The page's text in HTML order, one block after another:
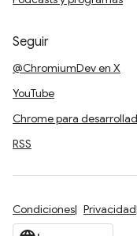
Seguir
@ChromiumDev en X
YouTube
Chrome para
RSS
Condiciones Privacidad